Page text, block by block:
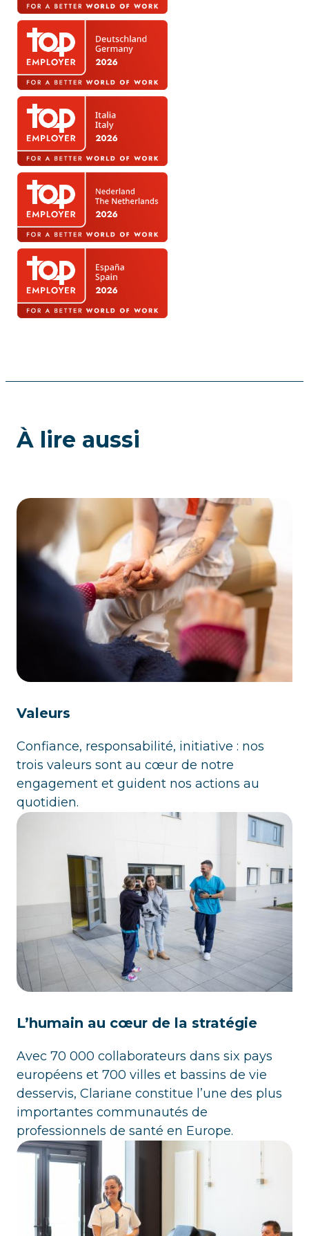
À lire aussi
Valeurs
Confiance, responsabilité, initiative : nos
trois valeurs sont au cœur de notre
engagement et guident nos actions au
quotidien.
L’humain au cœur de la stratégie
Avec 70 000 collaborateurs dans six pays
européens et 700 villes et bassins de vie
desservis, Clariane constitue l’une des plus
importantes communautés de
professionnels de santé en Europe.